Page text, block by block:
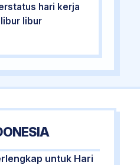
hari kerja
libur
untuk Hari